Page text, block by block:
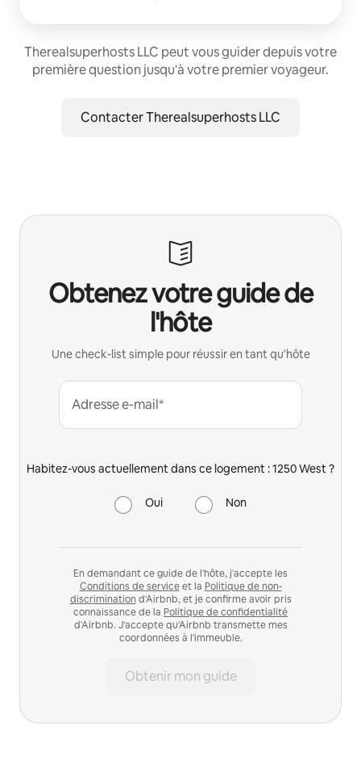
Therealsuperhosts LLC peut vous guider depuis votre
première question jusqu'à votre premier voyageur.
Contacter Therealsuperhosts LLC
Obtenez votre guide de
l'hôte
Une check-list simple pour réussir en tant qu'hôte
Adresse e-mail*
Habitez-vous actuellement dans ce logement : 1250 West ?
Oui Non
En demandant ce guide de l'hôte, j'accepte les
Conditions de serviceet la Politique de non-
discrimination d'Airbnb, et je confirme avoir pris
connaissance de la Politique de confidentialité
d'Airbnb. J'accepte qu'Airbnb transmette mes
coordonnées à l'immeuble.
Obtenir mon guide